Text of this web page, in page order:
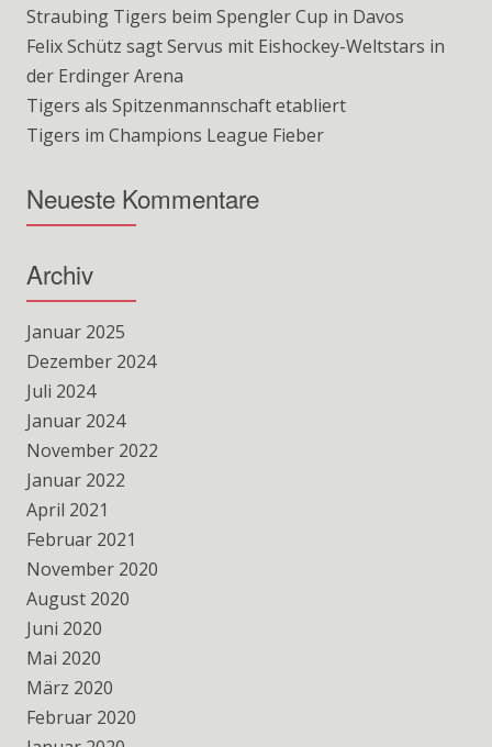
Straubing Tigers beim Spengler Cup in Davos
Felix Schütz sagt Servus mit Eishockey-Weltstars in
der Erdinger Arena
Tigers als Spitzenmannschaft etabliert
Tigers im Champions League Fieber
Neueste Kommentare
Archiv
Januar 2025
Dezember 2024
Juli 2024
Januar 2024
November 2022
Januar 2022
April 2021
Februar 2021
November 2020
August 2020
Juni 2020
Mai 2020
März 2020
Februar 2020